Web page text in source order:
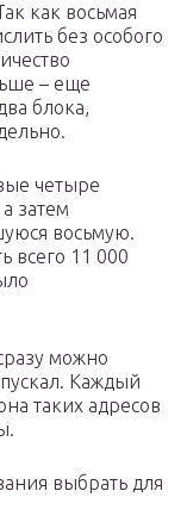
как восьмая
без особого
– еще
блока,
четыре
затем
восьмую.
всего 11 000
можно
Каждый
таких адресов
выбрать для